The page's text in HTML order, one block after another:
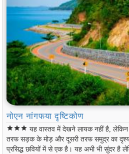
नोएन नांगफया दृष्टिकोण
starstarstar यह वास्तव में देखने लायक नहीं है,
तरफ सड़क के मोड़ और दूसरी तरफ समुद्र का दृश्य
प्रसिद्ध छवियों में से एक है। यह अभी भी सुंदर है